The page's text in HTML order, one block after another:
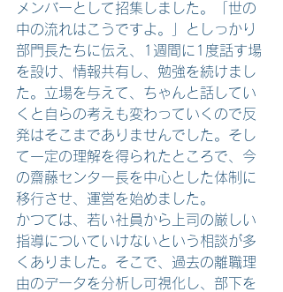
メンバーとして招集しました。「世の
中の流れはこうですよ。」としっかり
部門長たちに伝え、1週間に1度話す場
を設け、情報共有し、勉強を続けまし
た。立場を与えて、ちゃんと話してい
くと自らの考えも変わっていくので反
発はそこまでありませんでした。そし
て一定の理解を得られたところで、今
の齋藤センター長を中心とした体制に
移行させ、運営を始めました。
かつては、若い社員から上司の厳しい
指導についていけないという相談が多
くありました。そこで、過去の離職理
由のデータを分析し可視化し、部下を